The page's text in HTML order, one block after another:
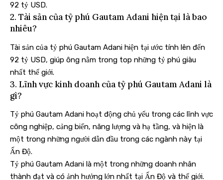
92 tỷ USD.
2. Tài sản của tỷ phú Gautam Adani hiện tại là bao
nhiêu?
Tài sản của tỷ phú Gautam Adani hiện tại ước tính lên đến
92 tỷ USD, giúp ông nằm trong top những tỷ phú giàu
nhất thế giới.
3. Lĩnh vực kinh doanh của tỷ phú Gautam Adani là
gì?
Tỷ phú Gautam Adani hoạt động chủ yếu trong các lĩnh vực
công nghiệp, cảng biển, năng lượng và hạ tầng, và hiện là
một trong những người dẫn đầu trong các ngành này tại
Ấn Độ.
Tỷ phú Gautam Adani là một trong những doanh nhân
thành đạt và có ảnh hưởng lớn nhất tại Ấn Độ và thế giới.